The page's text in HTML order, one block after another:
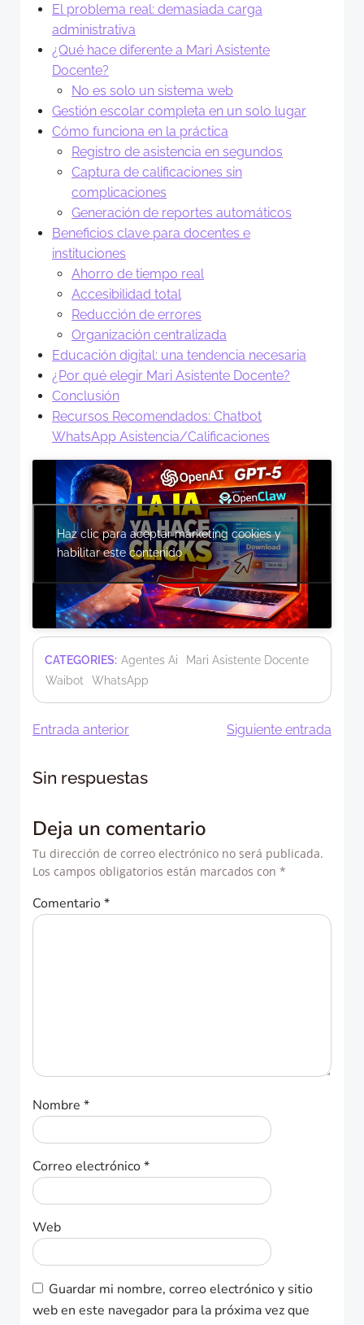
El problema real: demasiada carga
administrativa
¿Qué hace diferente a Mari Asistente
Docente?
No es solo un sistema web
Gestión escolar completa en un solo lugar
Cómo funciona en la práctica
Registro de asistencia en segundos
Captura de calificaciones sin
complicaciones
Generación de reportes automáticos
Beneficios clave para docentes e
instituciones
Ahorro de tiempo real
Accesibilidad total
Reducción de errores
Organización centralizada
Educación digital: una tendencia necesaria
¿Por qué elegir Mari Asistente Docente?
Conclusión
Recursos Recomendados: Chatbot
WhatsApp Asistencia/Calificaciones
Haz clic para aceptar márketing cookies y
habilitar este contenido
CATEGORIES: Agentes Ai
Mari Asistente Docente
Waibot
WhatsApp
Navegación
de
entradas
Entrada anterior
entradas
Siguiente entrada
Sin respuestas
Deja un comentario
Tu dirección de correo electrónico no será publicada.
Los campos obligatorios están marcados con *
Comentario*
Nombre *
Correo electrónico*
Web
Guardar mi nombre, correo electrónico y sitio
web en este navegador para la próxima vez que